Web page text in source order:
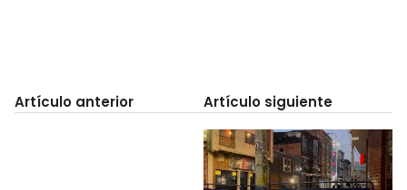
Artículo anterior Artículo siguiente